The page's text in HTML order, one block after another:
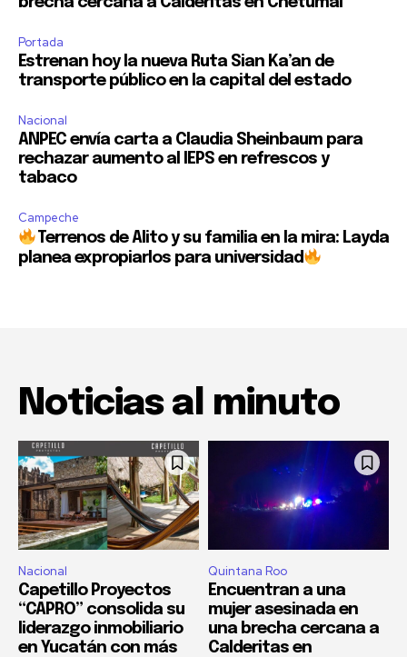
Portada
Estrenan hoy la nueva Ruta Sian Ka’an de
transporte público en la capital del estado
Nacional
ANPEC envía carta a Claudia Sheinbaum para
rechazar aumento al IEPS en refrescos y
tabaco
Campeche
Terrenos de Alito y su familia en la mira: Layda
planea expropiarlos para universidad
Noticias al minuto
Nacional
Capetillo Proyectos
“CAPRO” consolida su
liderazgo inmobiliario
en Yucatán con más
Quintana Roo
Encuentran a una
mujer asesinada en
una brecha cercana a
Calderitas en